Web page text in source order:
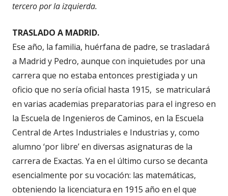
tercero por la izquierda.
TRASLADO A MADRID.
Ese año, la familia, huérfana de padre, se trasladará
a Madrid y Pedro, aunque con inquietudes por una
carrera que no estaba entonces prestigiada y un
oficio que no sería oficial hasta 1915, se matriculará
en varias academias preparatorias para el ingreso en
la Escuela de Ingenieros de Caminos, en la Escuela
Central de Artes Industriales e Industrias y, como
alumno ‘por libre’ en diversas asignaturas de la
carrera de Exactas. Ya en el último curso se decanta
esencialmente por su vocación: las matemáticas,
obteniendo la licenciatura en 1915 año en el que